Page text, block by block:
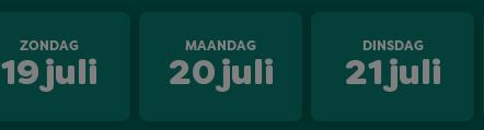
ZONDAG
19 juli
MAANDAG
20 juli
DINSDAG
21 juli